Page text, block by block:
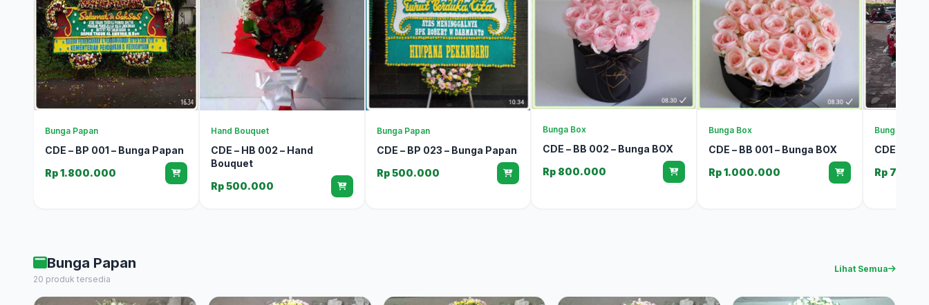
Bunga Papan
CDE – BP 001 – Bunga Papan
Rp 1.800.000
Hand Bouquet
CDE – HB 002 – Hand
Bouquet
Rp 500.000
Bunga Papan
CDE – BP 023 – Bunga Papan
Rp 500.000
Bunga Box
CDE – BB 002 – Bunga BOX
Rp 800.000
Bunga Box
CDE – BB 001 – Bunga BOX
Rp 1.000.000
Bunga Meja
CDE – BM
Rp
Bunga Papan
20 produk tersedia
Lihat Semua